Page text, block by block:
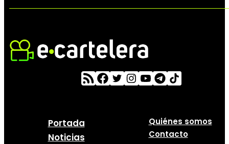
Portada
Noticias
Quiénes somos
Contacto